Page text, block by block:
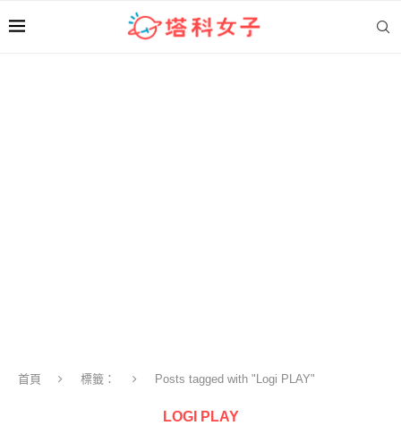
首頁 標籤： Posts tagged with "Logi PLAY"
LOGI PLAY